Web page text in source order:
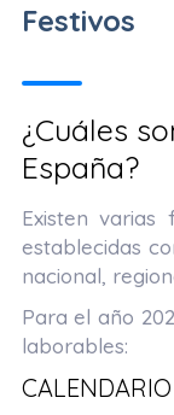
Festivos
¿Cuáles
España?
Existen
establecidas
nacional,
Para el año
laborables:
CALENDARIO